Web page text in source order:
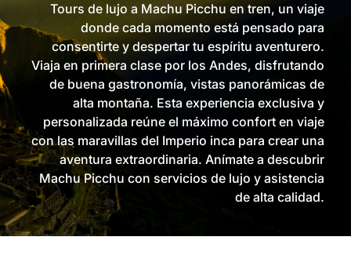
Tours de lujo a Machu Picchu en tren, un viaje
donde cada momento está pensado para
consentirte y despertar tu espíritu aventurero.
Viaja en primera clase por los Andes, disfrutando
de buena gastronomía, vistas panorámicas de
alta montaña. Esta experiencia exclusiva y
personalizada reúne el máximo confort en viaje
con las maravillas del Imperio inca para crear una
aventura extraordinaria. Anímate a descubrir
Machu Picchu con servicios de lujo y asistencia
de alta calidad.